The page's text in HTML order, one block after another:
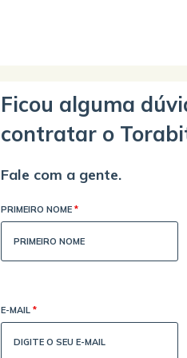
Ficou alguma
contratar o
Fale com a gente.
PRIMEIRO NOME *
E-MAIL *